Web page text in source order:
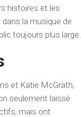
histoires et les
la musique de
toujours plus large.
et Katie McGrath,
seulement laissé
mais ont